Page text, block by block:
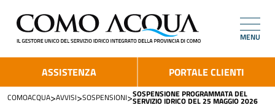
MENU
ASSISTENZA PORTALE CLIENTI
COMOACQUA>AVVISI>SOSPENSIONI>SOSPENSIONE PROGRAMMATA DEL
SERVIZIO IDRICO DEL 25 MAGGIO 2026